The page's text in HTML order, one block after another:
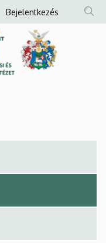
Anonim
Felhasználói
fiók
menüje
Bejelentkezés